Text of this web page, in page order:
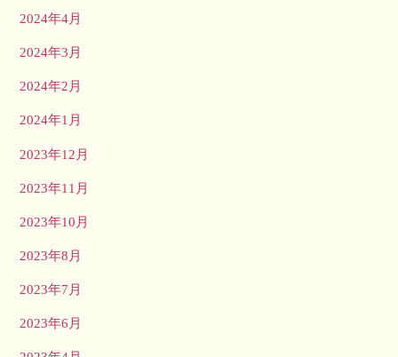
2024年4月
2024年3月
2024年2月
2024年1月
2023年12月
2023年11月
2023年10月
2023年8月
2023年7月
2023年6月